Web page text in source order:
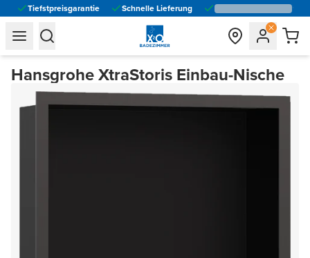
Tiefstpreisgarantie Schnelle Lieferung
general.navigation.toggle_menu.label
general.navigation.toggle_menu.label
Hansgrohe XtraStoris Einbau-Nische